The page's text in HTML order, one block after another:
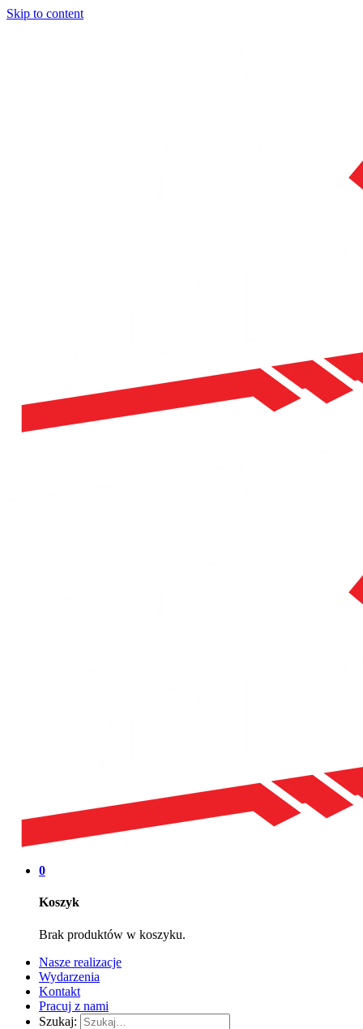
Skip to content
0
Koszyk
Brak produktów w koszyku.
Nasze realizacje
Wydarzenia
Kontakt
Pracuj z nami
Szukaj: